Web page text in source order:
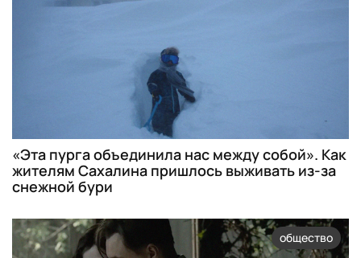
«Эта пурга объединила нас между собой». Как
жителям Сахалина пришлось выживать из-за
снежной бури
общество